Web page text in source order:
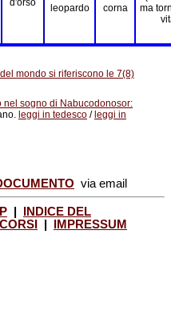
leopardo
corna
ma
mondo si riferiscono le 7(8)
nel sogno di Nabucodonosor:
leggi in tedesco / leggi in
via email
INDICE DEL
IMPRESSUM